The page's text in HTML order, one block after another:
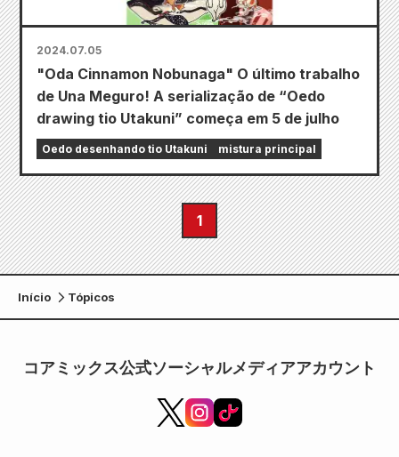
2024.07.05
"Oda Cinnamon Nobunaga" O último trabalho
de Una Meguro! A serialização de “Oedo
drawing tio Utakuni” começa em 5 de julho
Oedo desenhando tio Utakuni mistura principal
1
Início Tópicos
コアミックス公式ソーシャルメディアアカウント